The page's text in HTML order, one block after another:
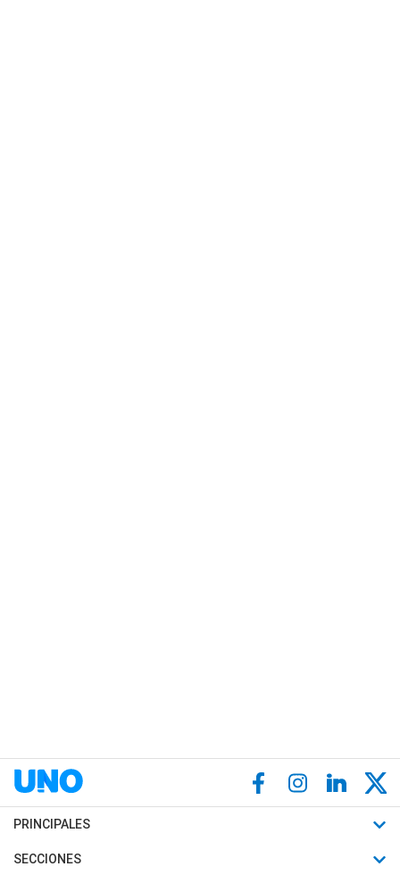
PRINCIPALES
Últimas Noticias
SECCIONES